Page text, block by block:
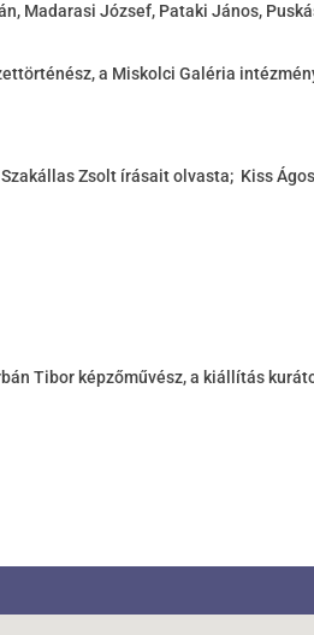
Madarasi József, Pataki János,
a Miskolci Galéria
Zsolt írásait olvasta; Kiss
Tibor képzőművész, a kiállítás